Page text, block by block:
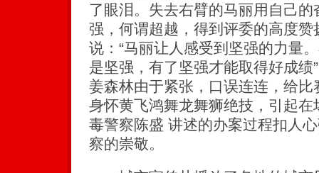
了眼泪。失去右臂的马丽用自己
强，何谓超越，得到评委的高度
说：“马丽让人感受到坚强的力量
是坚强，有了坚强才能取得好成绩
姜森林由于紧张，口误连连，给
身怀黄飞鸿舞龙舞狮绝技，引起
毒警察陈盛 讲述的办案过程扣人
察的崇敬。